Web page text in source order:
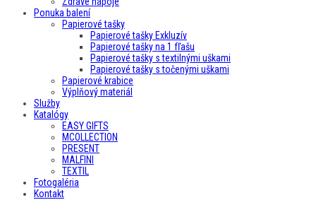
Ponuka balení
Papierové tašky
Papierové tašky Exkluzív
Papierové tašky na 1 fľašu
Papierové tašky s textilnými uškami
Papierové tašky s točenými uškami
Papierové krabice
Výplňový materiál
Služby
Katalógy
EASY GIFTS
MCOLLECTION
PRESENT
MALFINI
TEXTIL
Fotogaléria
Kontakt